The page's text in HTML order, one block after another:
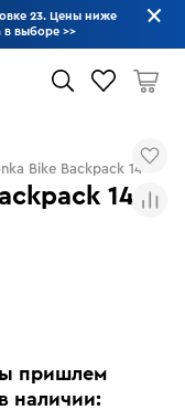
23. Цены ниже
в выборе >>
14
Bike Backpack 14
пришлем
наличии: